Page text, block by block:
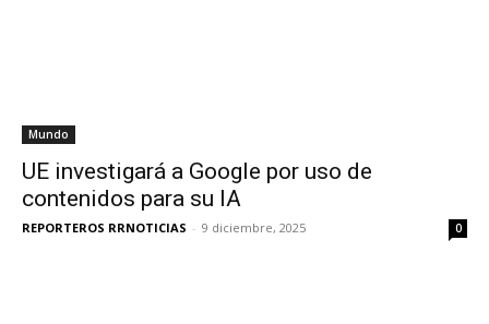
Mundo
UE investigará a Google por uso de
contenidos para su IA
REPORTEROS RRNOTICIAS - 9 diciembre, 2025 0